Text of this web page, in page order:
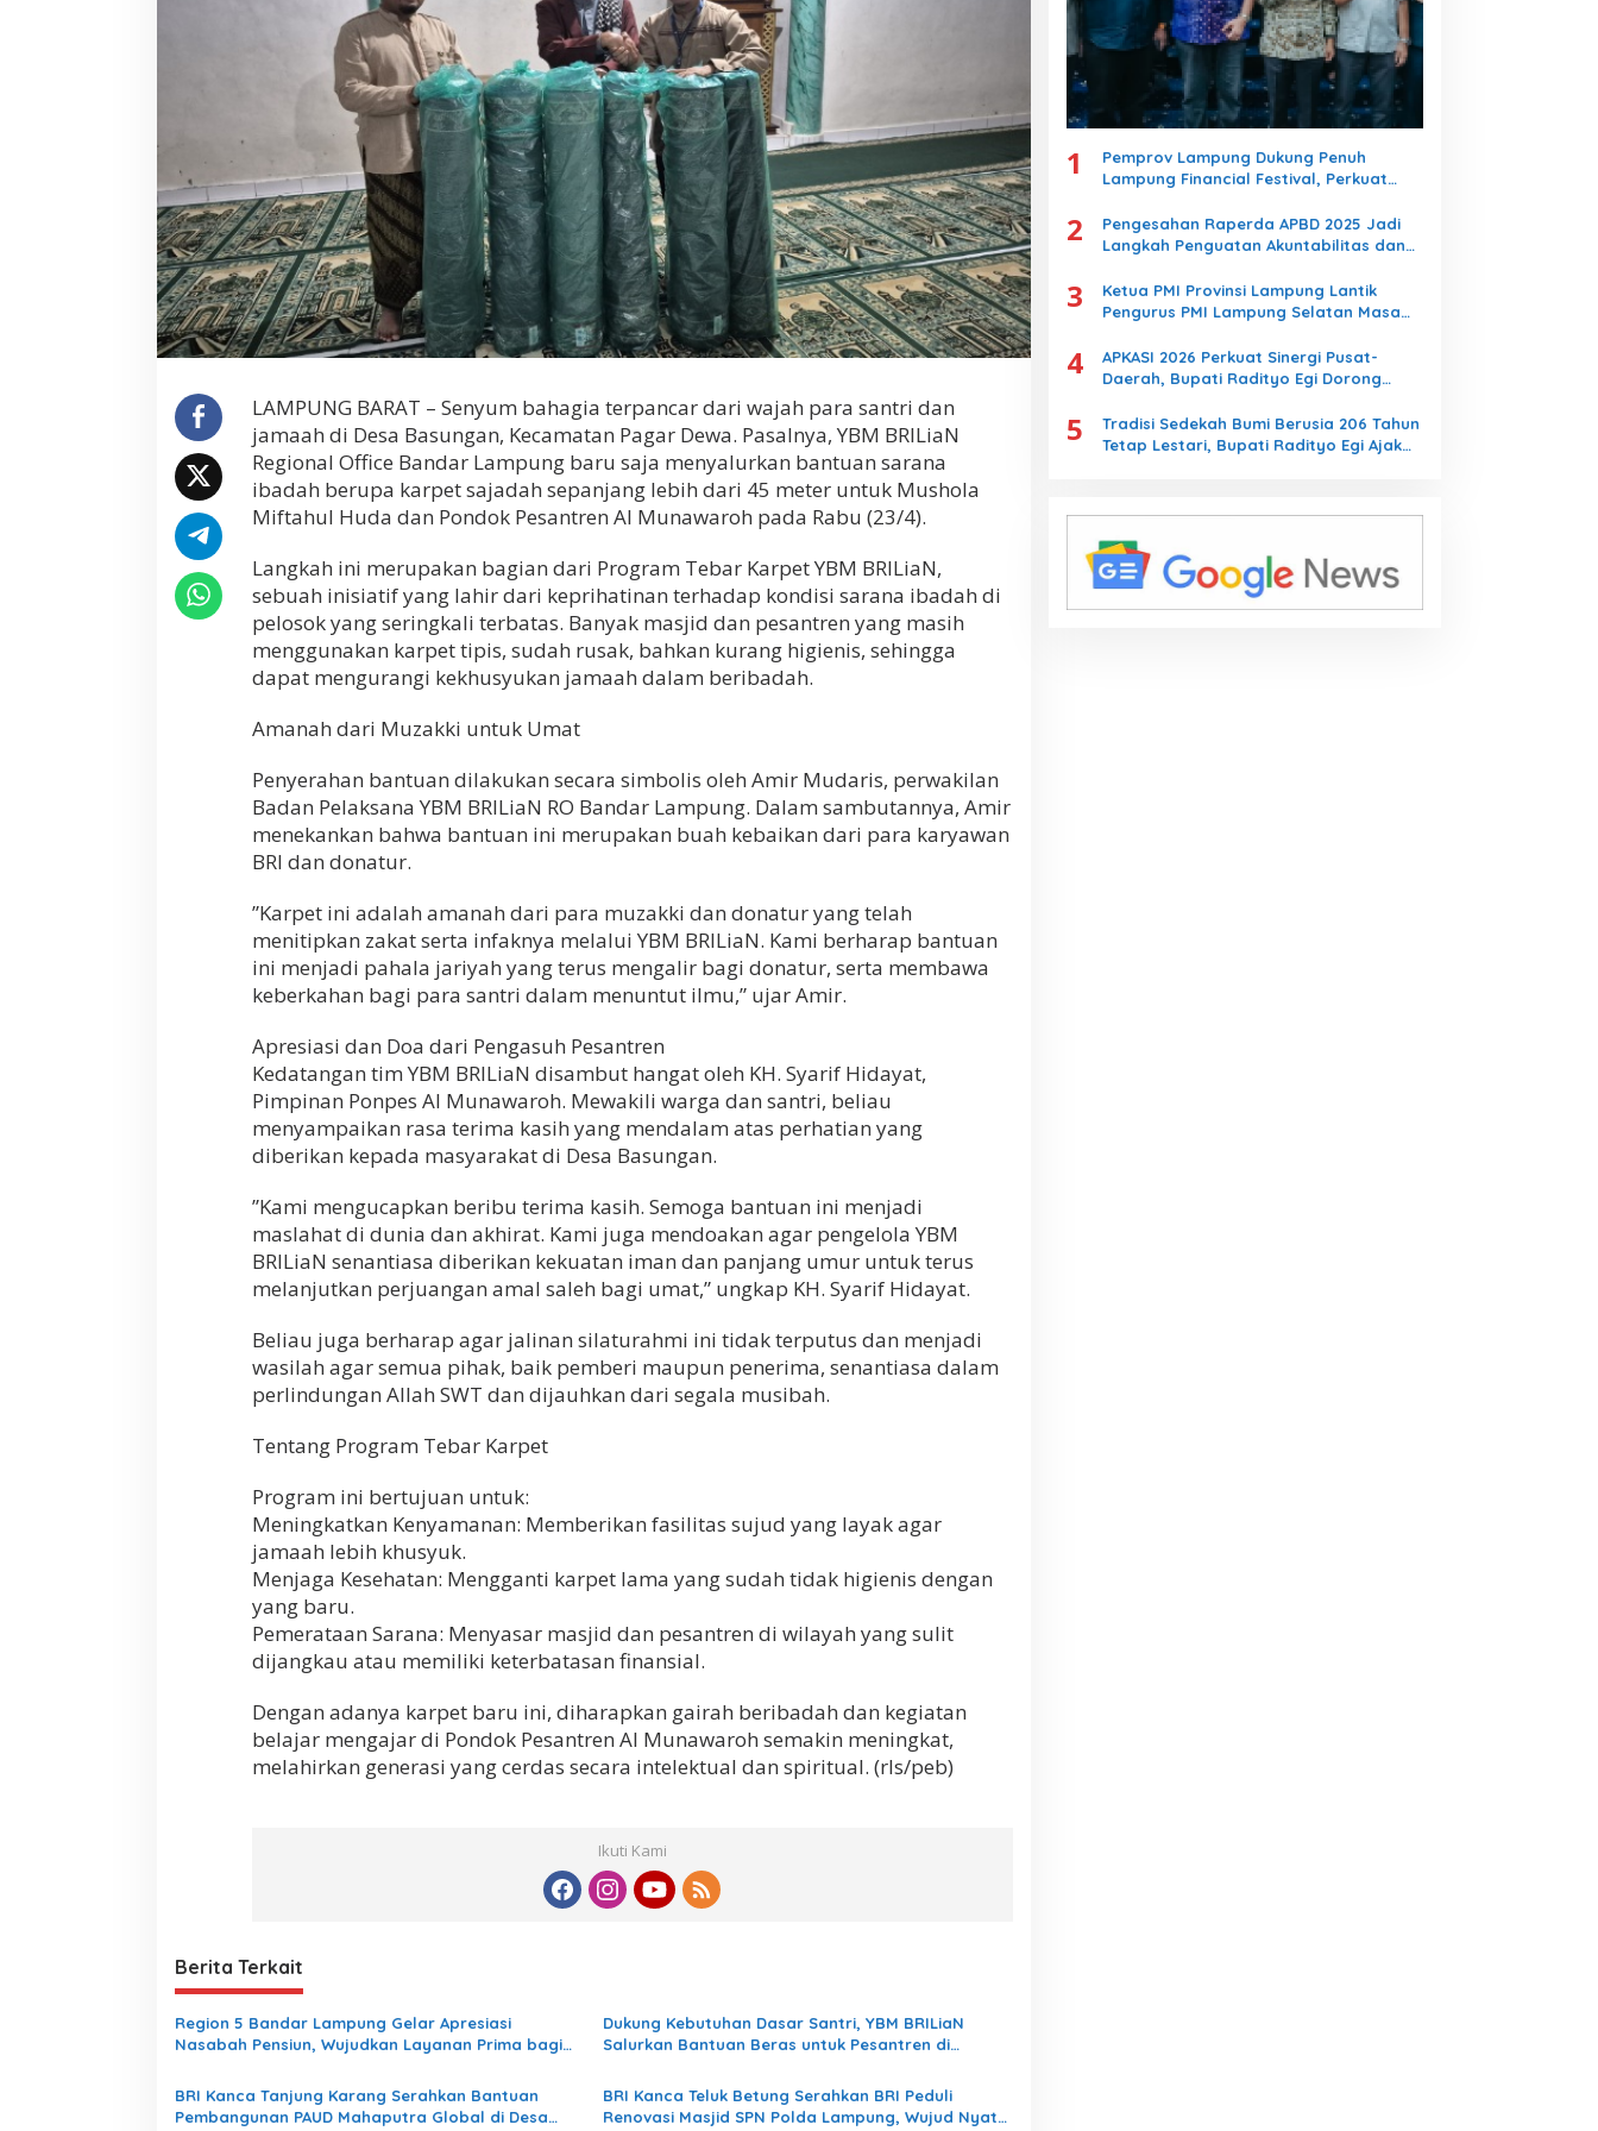
I
b
a
d
a
h
Y
B
M
B
R
I
a
N
a
u
r
k
a
n
a
r
p
e
t
S
a
h
u
t
k
P
n
p
s
d
i
P
e
l
o
k
L
m
u
n
g
B
r
t
LAMPUNG BARAT – Senyum bahagia terpancar dari wajah para santri dan
jamaah di Desa Basungan, Kecamatan Pagar Dewa. Pasalnya, YBM BRILiaN
Regional Office Bandar Lampung baru saja menyalurkan bantuan sarana
ibadah berupa karpet sajadah sepanjang lebih dari 45 meter untuk Mushola
Miftahul Huda dan Pondok Pesantren Al Munawaroh pada Rabu (23/4).
​Langkah ini merupakan bagian dari Program Tebar Karpet YBM BRILiaN,
sebuah inisiatif yang lahir dari keprihatinan terhadap kondisi sarana ibadah di
pelosok yang seringkali terbatas. Banyak masjid dan pesantren yang masih
menggunakan karpet tipis, sudah rusak, bahkan kurang higienis, sehingga
dapat mengurangi kekhusyukan jamaah dalam beribadah.
​Amanah dari Muzakki untuk Umat
​Penyerahan bantuan dilakukan secara simbolis oleh Amir Mudaris, perwakilan
Badan Pelaksana YBM BRILiaN RO Bandar Lampung. Dalam sambutannya, Amir
menekankan bahwa bantuan ini merupakan buah kebaikan dari para karyawan
BRI dan donatur.
​”Karpet ini adalah amanah dari para muzakki dan donatur yang telah
menitipkan zakat serta infaknya melalui YBM BRILiaN. Kami berharap bantuan
ini menjadi pahala jariyah yang terus mengalir bagi donatur, serta membawa
keberkahan bagi para santri dalam menuntut ilmu,” ujar Amir.
​Apresiasi dan Doa dari Pengasuh Pesantren
​Kedatangan tim YBM BRILiaN disambut hangat oleh KH. Syarif Hidayat,
Pimpinan Ponpes Al Munawaroh. Mewakili warga dan santri, beliau
menyampaikan rasa terima kasih yang mendalam atas perhatian yang
diberikan kepada masyarakat di Desa Basungan.
​”Kami mengucapkan beribu terima kasih. Semoga bantuan ini menjadi
maslahat di dunia dan akhirat. Kami juga mendoakan agar pengelola YBM
BRILiaN senantiasa diberikan kekuatan iman dan panjang umur untuk terus
melanjutkan perjuangan amal saleh bagi umat,” ungkap KH. Syarif Hidayat.
​Beliau juga berharap agar jalinan silaturahmi ini tidak terputus dan menjadi
wasilah agar semua pihak, baik pemberi maupun penerima, senantiasa dalam
perlindungan Allah SWT dan dijauhkan dari segala musibah.
​Tentang Program Tebar Karpet
​Program ini bertujuan untuk:
​Meningkatkan Kenyamanan: Memberikan fasilitas sujud yang layak agar
jamaah lebih khusyuk.
​Menjaga Kesehatan: Mengganti karpet lama yang sudah tidak higienis dengan
yang baru.
​Pemerataan Sarana: Menyasar masjid dan pesantren di wilayah yang sulit
dijangkau atau memiliki keterbatasan finansial.
​Dengan adanya karpet baru ini, diharapkan gairah beribadah dan kegiatan
belajar mengajar di Pondok Pesantren Al Munawaroh semakin meningkat,
melahirkan generasi yang cerdas secara intelektual dan spiritual. (rls/peb)
Ikuti Kami
Berita Terkait
Region 5 Bandar Lampung Gelar Apresiasi
Nasabah Pensiun, Wujudkan Layanan Prima bagi
Dukung Kebutuhan Dasar Santri, YBM BRILiaN
Salurkan Bantuan Beras untuk Pesantren di
BRI Kanca Tanjung Karang Serahkan Bantuan
Pembangunan PAUD Mahaputra Global di Desa
BRI Kanca Teluk Betung Serahkan BRI Peduli
Renovasi Masjid SPN Polda Lampung, Wujud Nyata
1
Pemprov Lampung Dukung Penuh
Lampung Financial Festival, Perkuat
2
Pengesahan Raperda APBD 2025 Jadi
Langkah Penguatan Akuntabilitas dan
3
Ketua PMI Provinsi Lampung Lantik
Pengurus PMI Lampung Selatan Masa
Kemanusiaan
4
APKASI 2026 Perkuat Sinergi Pusat-
Daerah, Bupati Radityo Egi Dorong
Lampung Selatan
5
Tradisi Sedekah Bumi Berusia 206 Tahun
Tetap Lestari, Bupati Radityo Egi Ajak